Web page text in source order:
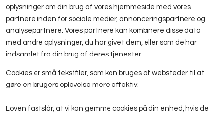
oplysninger om din brug af vores hjemmeside med vores
partnere inden for sociale medier, annonceringspartnere og
analysepartnere. Vores partnere kan kombinere disse data
med andre oplysninger, du har givet dem, eller som de har
indsamlet fra din brug af deres tjenester.
Cookies er små tekstfiler, som kan bruges af websteder til at
gøre en brugers oplevelse mere effektiv.
Loven fastslår, at vi kan gemme cookies på din enhed, hvis de